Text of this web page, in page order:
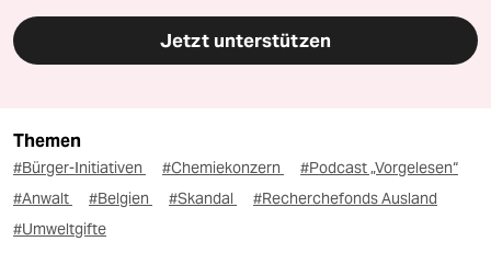
Jetzt unterstützen
Themen
#Bürger-Initiativen #Chemiekonzern
#Podcast „Vorgelesen“
#Anwalt
#Belgien #Skandal
#Recherchefonds Ausland
#Umweltgifte